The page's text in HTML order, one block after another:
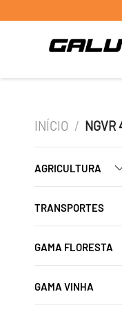
INÍCIO / NGVR
AGRICULTURA
TRANSPORTES
GAMA FLORESTA
GAMA VINHA